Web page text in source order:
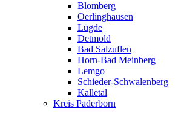
Blomberg
Oerlinghausen
Lügde
Detmold
Bad Salzuflen
Horn-Bad Meinberg
Lemgo
Schieder-Schwalenberg
Kalletal
Kreis Paderborn